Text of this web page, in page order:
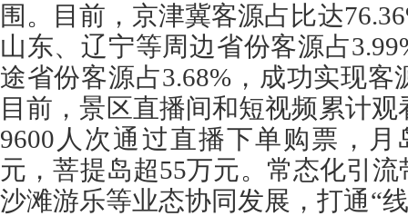
围。目前，京津冀客源占比达
山东、辽宁等周边省份客源占
途省份客源占3.68%，成功实现
目前，景区直播间和短视频累计
9600人次通过直播下单购票，月
元，菩提岛超55万元。常态化引
沙滩游乐等业态协同发展，打通“